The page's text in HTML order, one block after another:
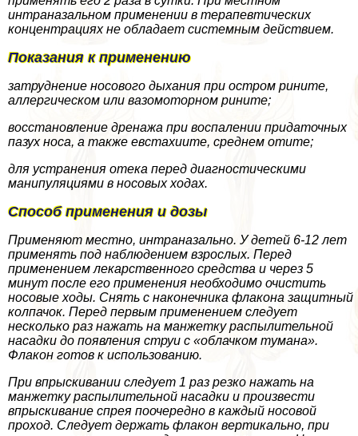
интраназальном применении в терапевтических
концентрациях не обладает системным действием.
Показания к применению
затруднение носового дыхания при остром рините,
аллергическом или вазомоторном рините;
восстановление дренажа при воспалении придаточных
пазух носа, а также евстахиите, среднем отите;
для устранения отека перед диагностическими
манипуляциями в носовых ходах.
Способ применения и дозы
Применяют местно, интраназально. У детей 6-12 лет
применять под наблюдением взрослых. Перед
применением лекарственного средства и через 5
минут после его применения необходимо очистить
носовые ходы. Снять с наконечника флакона защитный
колпачок. Перед первым применением следует
несколько раз нажать на манжетку распылительной
насадки до появления струи с «облачком тумана».
Флакон готов к использованию.
При впрыскивании следует 1 раз резко нажать на
манжетку распылительной насадки и произвести
впрыскивание спрея поочередно в каждый носовой
проход. Следует держать флакон вертикально, при